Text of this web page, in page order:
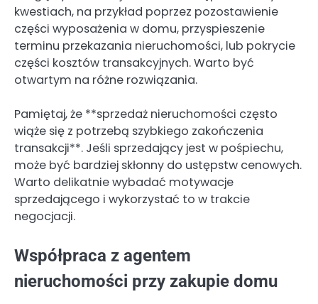
kwestiach, na przykład poprzez pozostawienie
części wyposażenia w domu, przyspieszenie
terminu przekazania nieruchomości, lub pokrycie
części kosztów transakcyjnych. Warto być
otwartym na różne rozwiązania.
Pamiętaj, że **sprzedaż nieruchomości często
wiąże się z potrzebą szybkiego zakończenia
transakcji**. Jeśli sprzedający jest w pośpiechu,
może być bardziej skłonny do ustępstw cenowych.
Warto delikatnie wybadać motywacje
sprzedającego i wykorzystać to w trakcie
negocjacji.
Współpraca z agentem
nieruchomości przy zakupie domu